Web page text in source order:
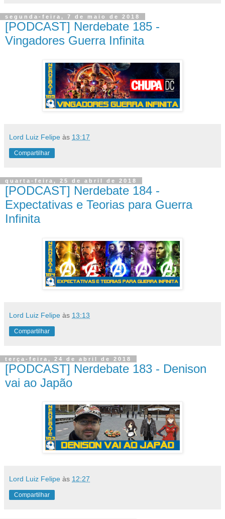
segunda-feira, 7 de maio de 2018
[PODCAST] Nerdebate 185 -
Vingadores Guerra Infinita
Lord Luiz Felipe às 13:17
Compartilhar
quarta-feira, 25 de abril de 2018
[PODCAST] Nerdebate 184 -
Expectativas e Teorias para Guerra
Infinita
Lord Luiz Felipe às 13:13
Compartilhar
terça-feira, 24 de abril de 2018
[PODCAST] Nerdebate 183 - Denison
vai ao Japão
Lord Luiz Felipe às 12:27
Compartilhar